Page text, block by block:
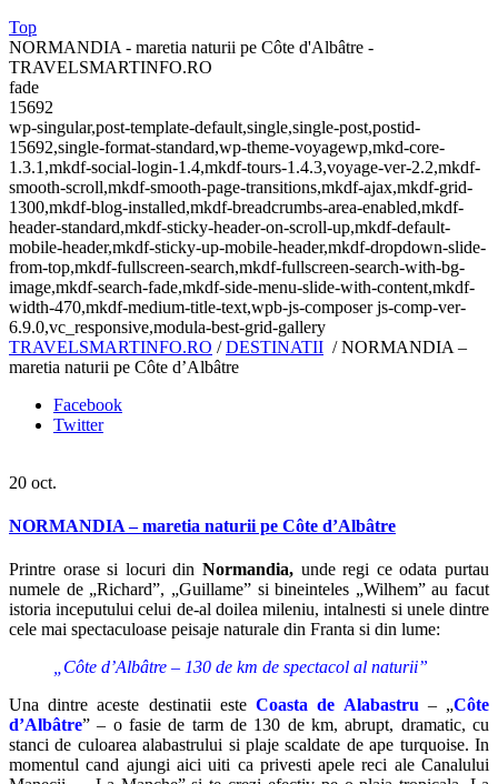
Top
NORMANDIA - maretia naturii pe Côte d'Albâtre -
TRAVELSMARTINFO.RO
fade
15692
wp-singular,post-template-default,single,single-post,postid-
15692,single-format-standard,wp-theme-voyagewp,mkd-core-
1.3.1,mkdf-social-login-1.4,mkdf-tours-1.4.3,voyage-ver-2.2,mkdf-
smooth-scroll,mkdf-smooth-page-transitions,mkdf-ajax,mkdf-grid-
1300,mkdf-blog-installed,mkdf-breadcrumbs-area-enabled,mkdf-
header-standard,mkdf-sticky-header-on-scroll-up,mkdf-default-
mobile-header,mkdf-sticky-up-mobile-header,mkdf-dropdown-slide-
from-top,mkdf-fullscreen-search,mkdf-fullscreen-search-with-bg-
image,mkdf-search-fade,mkdf-side-menu-slide-with-content,mkdf-
width-470,mkdf-medium-title-text,wpb-js-composer js-comp-ver-
6.9.0,vc_responsive,modula-best-grid-gallery
TRAVELSMARTINFO.RO /DESTINATII /NORMANDIA –
maretia naturii pe Côte d’Albâtre
Facebook
Twitter
20 oct.
NORMANDIA – maretia naturii pe Côte d’Albâtre
Printre orase si locuri din Normandia, unde regi ce odata purtau
numele de „Richard”, „Guillame” si bineinteles „Wilhem” au facut
istoria inceputului celui de-al doilea mileniu, intalnesti si unele dintre
cele mai spectaculoase peisaje naturale din Franta si din lume:
„Côte d’Albâtre – 130 de km de spectacol al naturii”
Una dintre aceste destinatii esteCoasta de Alabastru – „Côte
d’Albâtre” – o fasie de tarm de 130 de km, abrupt, dramatic, cu
stanci de culoarea alabastrului si plaje scaldate de ape turquoise. In
momentul cand ajungi aici uiti ca privesti apele reci ale Canalului